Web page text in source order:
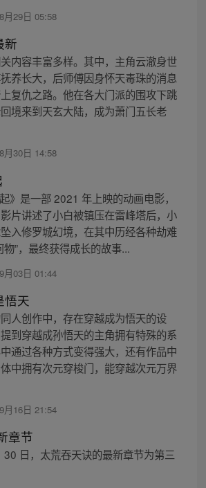
月29日 05:58
新
关内容丰富多样。其中，主角云澈身世
养长大，后师傅因身怀天毒珠的消息
复仇之路。他在各大门派的围攻下跳
境来到天玄大陆，成为萧门五长老
月30日 14:58
》是一部 2021 年上映的动画电影，
片讲述了小白被镇压在雷峰塔后，小
入修罗城幻境，在其中历经各种劫难
物”，最终获得成长的故事...
月03日 01:44
悟天
人创作中，存在穿越成为悟天的设
到穿越成孙悟天的主角拥有特殊的系
通过各种方式变得强大，还有作品中
中拥有次元穿梭门，能穿越次元万界
月16日 21:54
章节
日，太荒吞天诀的最新章节为第三